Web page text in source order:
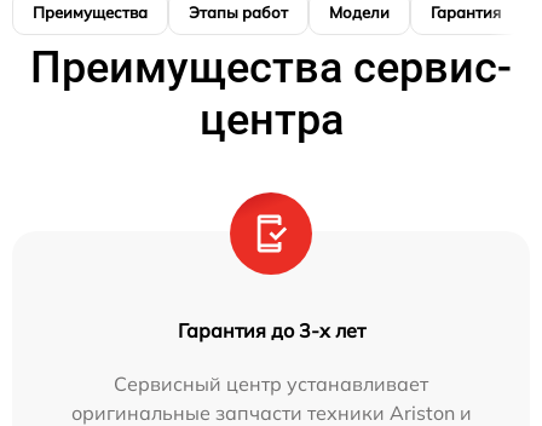
Преимущества Этапы работ Модели Гарантия
Преимущества сервис-
центра
Гарантия до 3-х лет
Сервисный центр устанавливает
оригинальные запчасти техники Ariston и